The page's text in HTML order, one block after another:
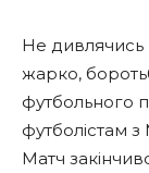
Не дивлячись
жарко,
футбольного
футболістам
Матч